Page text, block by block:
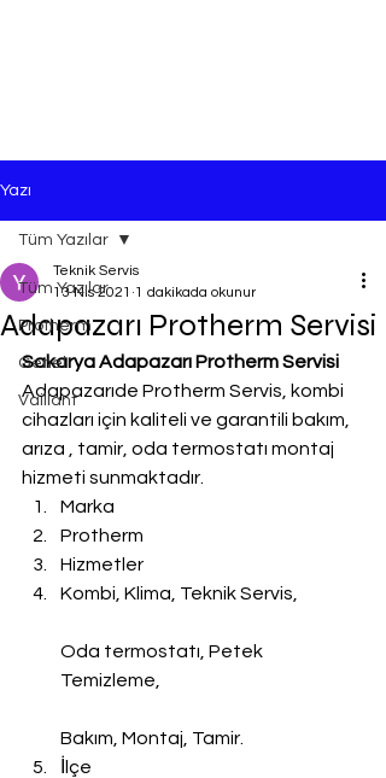
Yazı
Tüm Yazılar
Protherm
Genel
Vaillant
Tüm Yazılar
Adapazarı Protherm Servisi
Teknik Servis
13 Nis 2021 1 dakikada okunur
Sakarya Adapazarı Protherm Servisi
Adapazarıde Protherm Servis, kombi
cihazları için kaliteli ve garantili bakım,
arıza , tamir, oda termostatı montaj
hizmeti sunmaktadır.
Marka
Protherm
Hizmetler
Kombi, Klima, Teknik Servis,
Oda termostatı, Petek
Temizleme,
Bakım, Montaj, Tamir.
İlçe